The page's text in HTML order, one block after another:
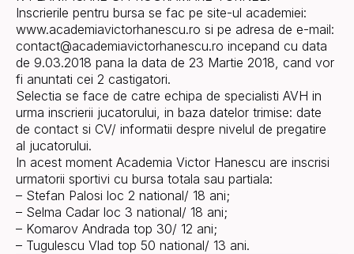
Inscrierile pentru bursa se fac pe site-ul academiei:
www.academiavictorhanescu.ro si pe adresa de e-mail:
contact@academiavictorhanescu.ro incepand cu data
de 9.03.2018 pana la data de 23 Martie 2018, cand vor
fi anuntati cei 2 castigatori.
Selectia se face de catre echipa de specialisti AVH in
urma inscrierii jucatorului, in baza datelor trimise: date
de contact si CV/ informatii despre nivelul de pregatire
al jucatorului.
In acest moment Academia Victor Hanescu are inscrisi
urmatorii sportivi cu bursa totala sau partiala:
– Stefan Palosi loc 2 national/ 18 ani;
– Selma Cadar loc 3 national/ 18 ani;
– Komarov Andrada top 30/ 12 ani;
– Tugulescu Vlad top 50 national/ 13 ani.